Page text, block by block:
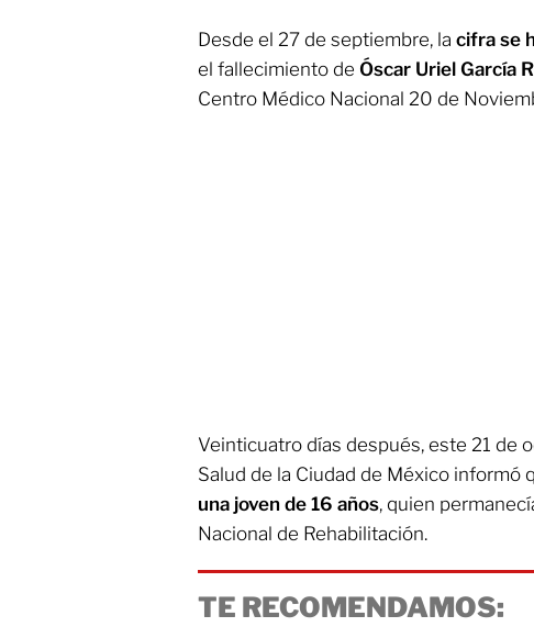
Desde el 27 de septiembre, la cifra se
el fallecimiento de Óscar Uriel García
Centro Médico Nacional 20 de
Veinticuatro días después, este 21 de
Salud de la Ciudad de México informó
una joven de 16 años, quien
Nacional de Rehabilitación.
TE RECOMENDAMOS: